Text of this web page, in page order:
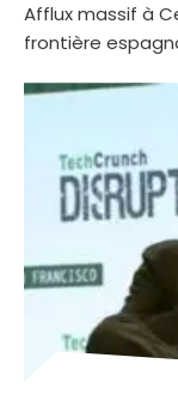
Afflux massif à
frontière